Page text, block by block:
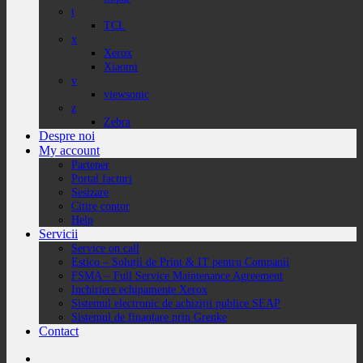
t
TCL
x
Xerox
Xiaomi
v
viewsonic
z
Zebra
Despre noi
My account
Partener
Portal facturi
Sesizare
Citire contor
Help
Servicii
Service on call
Estico – Soluții de Print & IT pentru Companii
FSMA – Full Service Maintenance Agreement
Inchiriere echipamente Xerox
Sistemul electronic de achiziții publice SEAP
Sistemul de finanțare prin Grenke
Contact